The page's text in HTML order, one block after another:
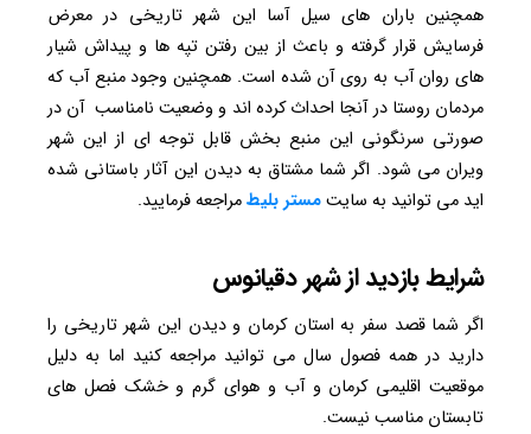
همچنین باران های سیل آسا این شهر تاریخی در معرض
فرسایش قرار گرفته و باعث از بین رفتن تپه ها و پیداش شیار
های روان آب به روی آن شده است. همچنین وجود منبع آب که
مردمان روستا در آنجا احداث کرده اند و وضعیت نامناسب آن در
صورتی سرنگونی این منبع بخش قابل توجه ای از این شهر
ویران می شود. اگر شما مشتاق به دیدن این آثار باستانی شده
اید می توانید به سایتمستر بلیطمراجعه فرمایید.
شرایط بازدید از شهر دقیانوس
اگر شما قصد سفر به استان کرمان و دیدن این شهر تاریخی را
دارید در همه فصول سال می توانید مراجعه کنید اما به دلیل
موقعیت اقلیمی کرمان و آب و هوای گرم و خشک فصل های
تابستان مناسب نیست.